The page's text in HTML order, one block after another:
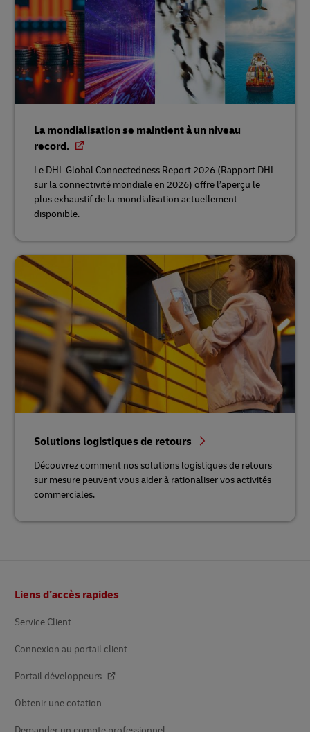
La mondialisation se maintient à un niveau
record.
Le DHL Global Connectedness Report 2026 (Rapport DHL
sur la connectivité mondiale en 2026) offre l’aperçu le
plus exhaustif de la mondialisation actuellement
disponible.
Solutions logistiques de retours
Découvrez comment nos solutions logistiques de retours
sur mesure peuvent vous aider à rationaliser vos activités
commerciales.
de
Liens d’accès rapides
Service Client
Connexion au portail client
Portail développeurs
Obtenir une cotation